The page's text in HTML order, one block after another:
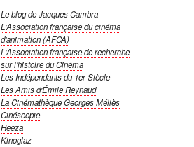
Le blog de Jacques Cambra
L'Association française du cinéma
d'animation (AFCA)
L'Association française de recherche
sur l'histoire du Cinéma
Les Indépendants du 1er Siècle
Les Amis d'Émile Reynaud
La Cinémathèque Georges Méliès
Cinéscopie
Heeza
Kinoglaz